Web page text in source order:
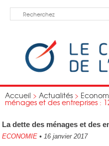
Accueil > Actualités >
ménages et des entreprises :
La dette des ménages et des
ECONOMIE • 16 janvier 2017